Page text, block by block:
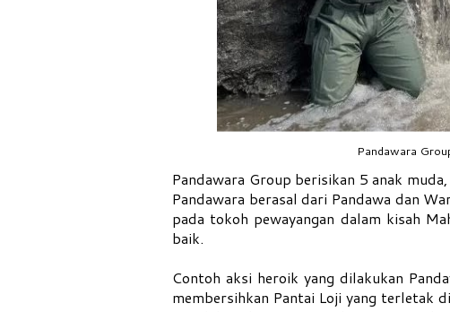
Pandawara
Pandawara Group berisikan 5 anak
Pandawara berasal dari Pandawa dan
pada tokoh pewayangan dalam kisah
baik.
Contoh aksi heroik yang dilakukan
membersihkan Pantai Loji yang terletak